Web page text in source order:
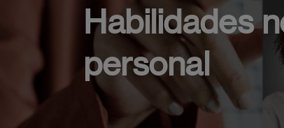
Habilidades
personal